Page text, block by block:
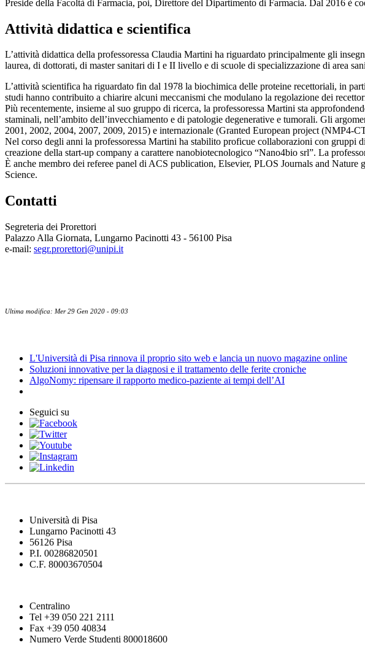
Preside della Facoltà di Farmacia, poi, Direttore del Dipartimento di Farmacia. Dal 2016 è
Attività didattica e scientifica
L’attività didattica della professoressa Claudia Martini ha riguardato principalmente gli
laurea, di dottorati, di master sanitari di I e II livello e di scuole di specializzazione di area
L’attività scientifica ha riguardato fin dal 1978 la biochimica delle proteine recettoriali, in
studi hanno contribuito a chiarire alcuni meccanismi che modulano la regolazione dei
Più recentemente, insieme al suo gruppo di ricerca, la professoressa Martini sta
staminali, nell’ambito dell’invecchiamento e di patologie degenerative e tumorali. Gli
2001, 2002, 2004, 2007, 2009, 2015) e internazionale (Granted European project
Nel corso degli anni la professoressa Martini ha stabilito proficue collaborazioni con gruppi
creazione della start-up company a carattere nanobiotecnologico “Nano4bio srl”. La
È anche membro dei referee panel di ACS publication, Elsevier, PLOS Journals and
Science.
Contatti
Segreteria dei Prorettori
Palazzo Alla Giornata, Lungarno Pacinotti 43 - 56100 Pisa
e-mail: segr.prorettori@unipi.it
Ultima modifica: Mer 29 Gen 2020 - 09:03
L'Università di Pisa rinnova il proprio sito web e lancia un nuovo magazine online
Soluzioni innovative per la diagnosi e il trattamento delle ferite croniche
AlgoNomy: ripensare il rapporto medico-paziente ai tempi dell’AI
Seguici su
Università di Pisa
Lungarno Pacinotti 43
56126 Pisa
P.I. 00286820501
C.F. 80003670504
Centralino
Tel +39 050 221 2111
Fax +39 050 40834
Numero Verde Studenti 800018600